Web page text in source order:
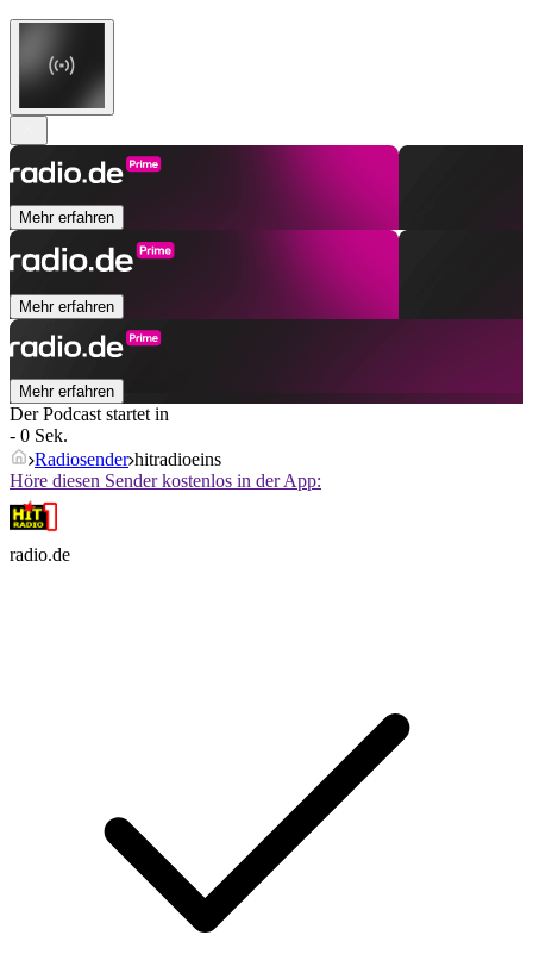
Mehr erfahren
Mehr erfahren
Mehr erfahren
Der Podcast startet in
- 0 Sek.
Radiosender hitradioeins
Höre diesen Sender kostenlos in der App:
radio.de